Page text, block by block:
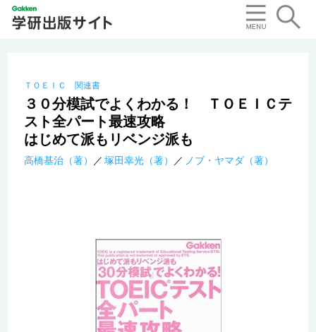
ＴＯＥＩＣ 関連書
３０分模試でよくわかる！ ＴＯＥＩＣテ
スト全パート最速攻略
はじめて派もリベンジ派も
高橋基治（著） 塚田幸光（著） ノブ・ヤマダ（著）